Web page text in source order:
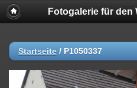
Fotogalerie für den
Startseite / P1050337